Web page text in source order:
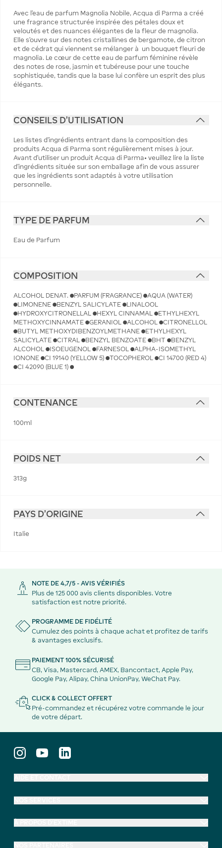
Avec l'eau de parfum Magnolia Nobile, Acqua di Parma a créé
une fragrance structurée inspirée des pétales doux et
veloutés et des nuances élégantes de la fleur de magnolia.
Elle s'ouvre sur des notes cristallines de bergamote, de citron
et de cédrat qui viennent se mélanger à un bouquet fleuri de
magnolia. Le cœur de cette eau de parfum féminine révèle
des notes de rose, jasmin et tubéreuse pour une touche
sophistiquée, tandis que la base lui confère un esprit des plus
élégants.
CONSEILS D'UTILISATION
Les listes d'ingrédients entrant dans la composition des
produits Acqua di Parma sont régulièrement mises à jour.
Avant d'utiliser un produit Acqua di Parma• veuillez lire la liste
d'ingrédients située sur son emballage afin de vous assurer
que les ingrédients sont adaptés à votre utilisation
personnelle.
TYPE DE PARFUM
Eau de Parfum
COMPOSITION
ALCOHOL DENAT. ●PARFUM (FRAGRANCE) ●AQUA (WATER)
●LIMONENE ●BENZYL SALICYLATE ●LINALOOL
●HYDROXYCITRONELLAL ●HEXYL CINNAMAL ●ETHYLHEXYL
METHOXYCINNAMATE ●GERANIOL ●ALCOHOL ●CITRONELLOL
●BUTYL METHOXYDIBENZOYLMETHANE ●ETHYLHEXYL
SALICYLATE ●CITRAL ●BENZYL BENZOATE ●BHT ●BENZYL
ALCOHOL ●ISOEUGENOL ●FARNESOL ●ALPHA-ISOMETHYL
IONONE ●CI 19140 (YELLOW 5) ●TOCOPHEROL ●CI 14700 (RED 4)
●CI 42090 (BLUE 1) ●
CONTENANCE
100ml
POIDS NET
313g
PAYS D'ORIGINE
Italie
NOTE DE 4,7/5 - AVIS VÉRIFIÉS
Plus de 125 000 avis clients disponibles. Votre
satisfaction est notre priorité.
PROGRAMME DE FIDÉLITÉ
Cumulez des points à chaque achat et profitez de tarifs
& avantages exclusifs.
PAIEMENT 100% SÉCURISÉ
CB, Visa, Mastercard, AMEX, Bancontact, Apple Pay,
Google Pay, Alipay, China UnionPay, WeChat Pay.
CLICK & COLLECT OFFERT
Pré-commandez et récupérez votre commande le jour
de votre départ.